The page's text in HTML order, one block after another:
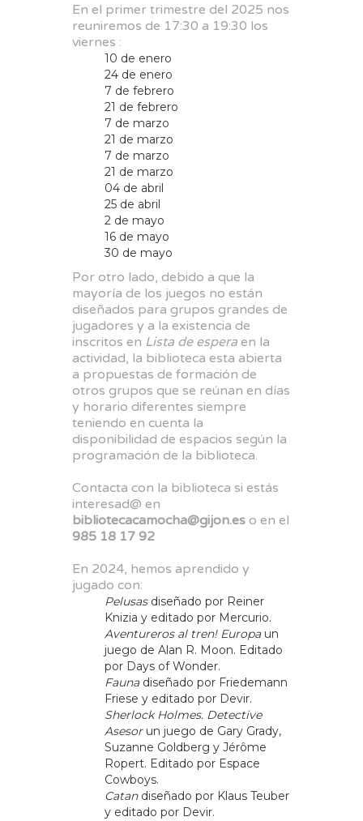
En el primer trimestre del 2025 nos
reuniremos de 17:30 a 19:30 los
viernes :
10 de enero
24 de enero
7 de febrero
21 de febrero
7 de marzo
21 de marzo
7 de marzo
21 de marzo
04 de abril
25 de abril
2 de mayo
16 de mayo
30 de mayo
Por otro lado, debido a que la
mayoría de los juegos no están
diseñados para grupos grandes de
jugadores y a la existencia de
inscritos en Lista de espera en la
actividad, la biblioteca esta abierta
a propuestas de formación de
otros grupos que se reúnan en días
y horario diferentes siempre
teniendo en cuenta la
disponibilidad de espacios según la
programación de la biblioteca.
Contacta con la biblioteca si estás
interesad@ en
bibliotecacamocha@gijon.es o en el
985 18 17 92
En 2024, hemos aprendido y
jugado con:
Pelusasdiseñado por Reiner
Knizia y editado por Mercurio.
Aventureros al tren! Europaun
juego de Alan R. Moon. Editado
por Days of Wonder.
Faunadiseñado por Friedemann
Friese y editado por Devir.
Sherlock Holmes. Detective
Asesorun juego de Gary Grady,
Suzanne Goldberg y Jérôme
Ropert. Editado por Espace
Cowboys.
Catandiseñado por Klaus Teuber
y editado por Devir.